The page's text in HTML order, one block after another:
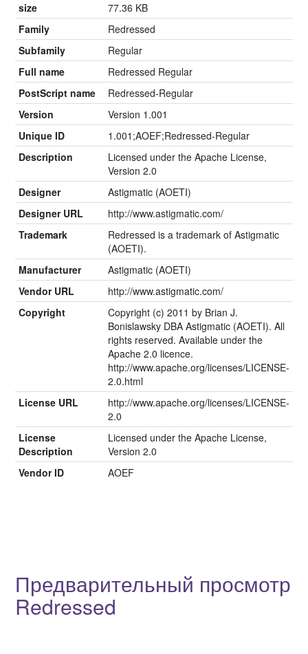
size
77.36 KB
Family
Redressed
Subfamily
Regular
Full name
Redressed Regular
PostScript name
Redressed-Regular
Version
Version 1.001
Unique ID
1.001;AOEF;Redressed-Regular
Description
Licensed under the Apache License,
Version 2.0
Designer
Astigmatic (AOETI)
Designer URL
http://www.astigmatic.com/
Trademark
Redressed is a trademark of Astigmatic
(AOETI).
Manufacturer
Astigmatic (AOETI)
Vendor URL
http://www.astigmatic.com/
Copyright
Copyright (c) 2011 by Brian J.
Bonislawsky DBA Astigmatic (AOETI). All
rights reserved. Available under the
Apache 2.0 licence.
http://www.apache.org/licenses/LICENSE-
2.0.html
License URL
http://www.apache.org/licenses/LICENSE-
2.0
License
Description
Licensed under the Apache License,
Version 2.0
Vendor ID
AOEF
Предварительный просмотр
Redressed